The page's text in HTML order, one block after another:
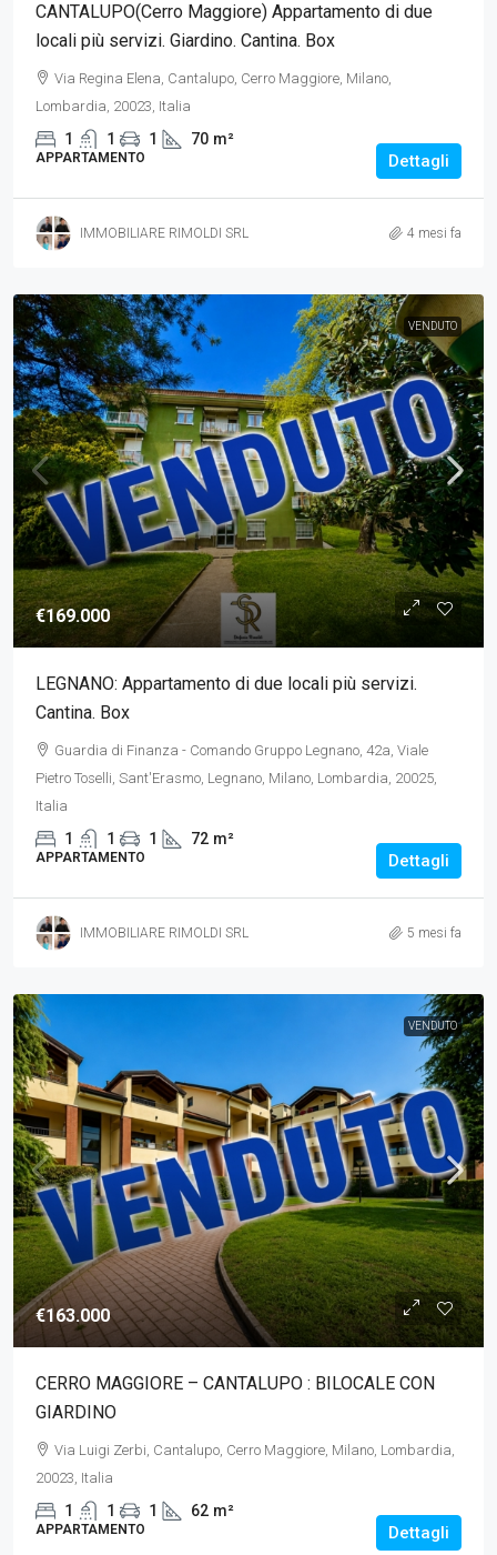
CANTALUPO(Cerro Maggiore) Appartamento di due
locali più servizi. Giardino. Cantina. Box
Via Regina Elena, Cantalupo, Cerro Maggiore, Milano,
Lombardia, 20023, Italia
1 1 1 70 m²
APPARTAMENTO Dettagli
IMMOBILIARE RIMOLDI SRL 4 mesi fa
VENDUTO
€169.000
LEGNANO: Appartamento di due locali più servizi.
Cantina. Box
Guardia di Finanza - Comando Gruppo Legnano, 42a, Viale
Pietro Toselli, Sant'Erasmo, Legnano, Milano, Lombardia, 20025,
Italia
1 1 1 72 m²
APPARTAMENTO Dettagli
IMMOBILIARE RIMOLDI SRL 5 mesi fa
VENDUTO
€163.000
CERRO MAGGIORE – CANTALUPO : BILOCALE CON
GIARDINO
Via Luigi Zerbi, Cantalupo, Cerro Maggiore, Milano, Lombardia,
20023, Italia
1 1 1 62 m²
APPARTAMENTO Dettagli